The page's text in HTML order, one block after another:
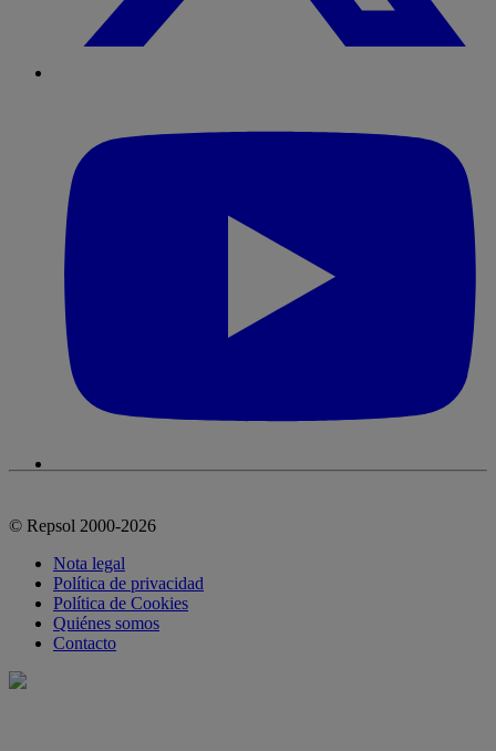
© Repsol 2000-2026
Nota legal
Política de privacidad
Política de Cookies
Quiénes somos
Contacto